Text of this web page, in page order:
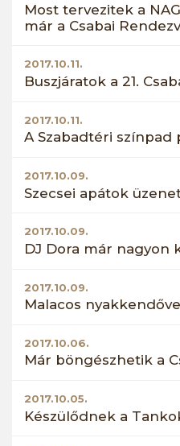
Most tervezitek a
már a Csabai
2017.10.11.
Buszjáratok a 21.
2017.10.11.
A Szabadtéri színpad
2017.10.09.
Szecsei apátok
2017.10.09.
DJ Dora már nagyon
2017.10.09.
Malacos
2017.10.06.
Már böngészhetik a
2017.10.05.
Készülődnek a